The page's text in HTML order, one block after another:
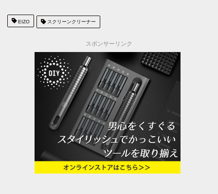
EIZO スクリーンクリーナー
スポンサーリンク